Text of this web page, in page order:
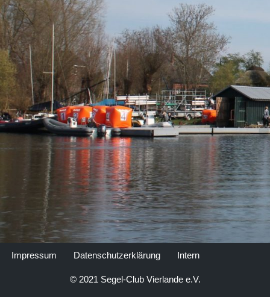
Impressum Datenschutzerklärung Intern
© 2021 Segel-Club Vierlande e.V.